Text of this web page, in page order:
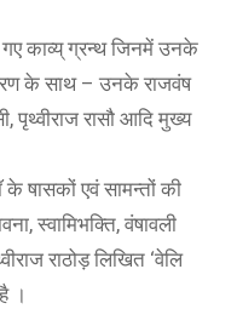
काव्य् ग्रन्थ जिनमें उनके
के साथ – उनके राजवंष
पृथ्वीराज रासौ आदि मुख्य
के षासकों एवं सामन्तों की
स्वामिभक्ति, वंषावली
राठोड़ लिखित ‘वेलि
।